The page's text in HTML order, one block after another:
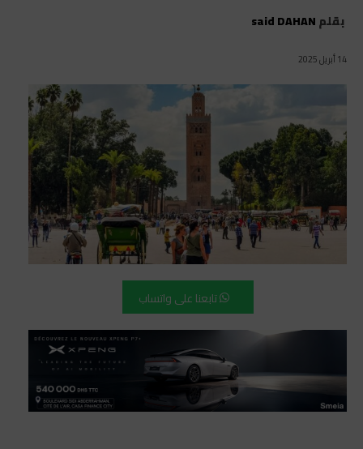
بقلمsaid DAHAN
14 أبريل 2025
تابعنا على واتساب